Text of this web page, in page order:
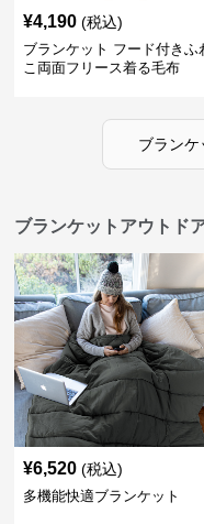
¥4,190 (税込)
ブランケット フード付きふ
こ両面フリース着る毛布
ブランケ
ブランケットアウトド
¥6,520 (税込)
多機能快適ブランケット